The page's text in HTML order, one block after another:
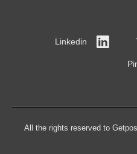
Linkedin